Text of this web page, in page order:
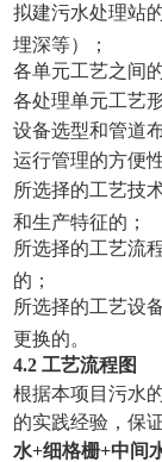
拟建污水处理站
埋深等）；
各单元工艺之间
各处理单元工艺
设备选型和管道
运行管理的方便性
所选择的工艺技
和生产特征的；
所选择的工艺流
的；
所选择的工艺设
更换的。
4.2 工艺流程图
根据本项目污水
的实践经验，保
水+细格栅+中间